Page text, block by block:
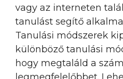
vagy az interneten
tanulást segítő
Tanulási módszerek
különböző tanulási
hogy megtaláld a